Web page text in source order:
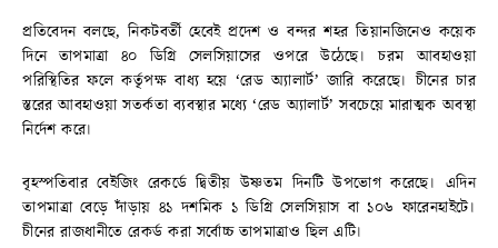
প্রতিবেদন বলছে, নিকটবর্তী হেবেই প্রদেশ ও বন্দর শহর তিয়ানজিনেও কয়েক
দিনে তাপমাত্রা ৪০ ডিগ্রি সেলসিয়াসের ওপরে উঠেছে। চরম আবহাওয়া
পরিস্থিতির ফলে কর্তৃপক্ষ বাধ্য হয়ে ‘রেড অ্যালার্ট’ জারি করেছে। চীনের চার
স্তরের আবহাওয়া সতর্কতা ব্যবস্থার মধ্যে ‘রেড অ্যালার্ট’ সবচেয়ে মারাত্মক অবস্থা
নির্দেশ করে।
বৃহস্পতিবার বেইজিং রেকর্ডে দ্বিতীয় উষ্ণতম দিনটি উপভোগ করেছে। এদিন
তাপমাত্রা বেড়ে দাঁড়ায় ৪১ দশমিক ১ ডিগ্রি সেলসিয়াস বা ১০৬ ফারেনহাইটে।
চীনের রাজধানীতে রেকর্ড করা সর্বোচ্চ তাপমাত্রাও ছিল এটি।